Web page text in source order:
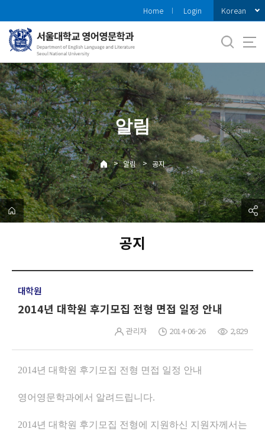
로
메
뉴
Home Login Korean
알림
> 알림 > 공지
공지
대학원
2014년 대학원 후기모집 전형 면접 일정 안내
관리자 2014-06-26 2,829
2014년 대학원 후기모집 전형 면접 일정 안내
영어영문학과에서 알려드립니다.
2014년 대학원 후기모집 전형에 지원하신 지원자께서는